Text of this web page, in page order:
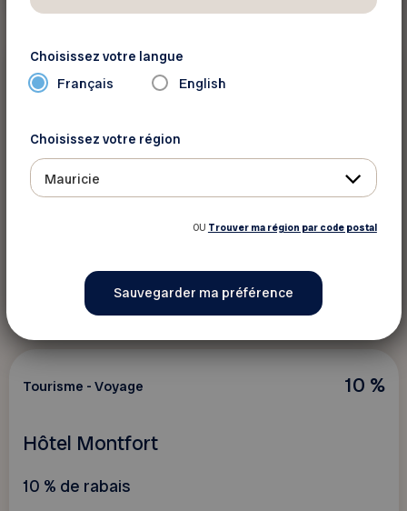
Tourisme - Voyage
Fairmont
15 % de rabais sur le meilleur tarif du jour
Voir ce rabais
10 %
Tourisme - Voyage
Hôtel Montfort
10 % de rabais
Choisissez votre langue
Français English
Choisissez votre région
Mauricie
OU Trouver ma région par code postal